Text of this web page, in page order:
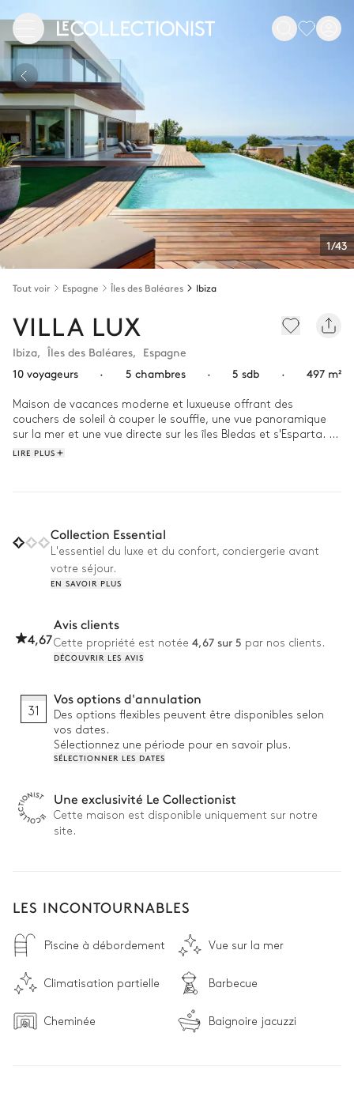
1/43
Tout voir Espagne Îles des Baléares Ibiza
VILLA LUX
Ibiza, Îles des Baléares, Espagne
10 voyageurs
· 5 chambres · 5 sdb · 497 m²
Maison de vacances moderne et luxueuse offrant des
couchers de soleil à couper le souffle, une vue panoramique
sur la mer et une vue directe sur les îles Bledas et s'Esparta.
Idéalement située à proximité de Cala Moli, Tarida et Vadella,
l’intérieur, où le salon et la cuisine forment un vaste espace
La villa dispose de cinq chambres, dont une suite parentale
Cette chambre bénéficie également d’un patio privé.
Une chambre double est dotée d’un lit king-size et une autre
de deux lits simples ; ces deux pièces partagent une salle de
LIRE PLUS
Collection Essential
L'essentiel du luxe et du confort, conciergerie avant
votre séjour.
EN SAVOIR PLUS
4,67
Avis clients
Cette propriété est notée 4,67 sur 5 par nos clients.
DÉCOUVRIR LES AVIS
31
Vos options d'annulation
Des options flexibles peuvent être disponibles selon
vos dates.
Sélectionnez une période pour en savoir plus.
SÉLECTIONNER LES DATES
Une exclusivité Le Collectionist
Cette maison est disponible uniquement sur notre
site.
LES INCONTOURNABLES
Piscine à débordement Vue sur la mer
Climatisation partielle Barbecue
Cheminée Baignoire jacuzzi